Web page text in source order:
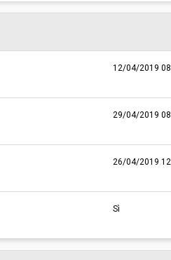
12/04/2019
29/04/2019
26/04/2019
Sì